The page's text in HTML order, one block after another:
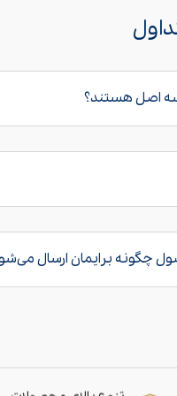
چگونه برایمان ارسال